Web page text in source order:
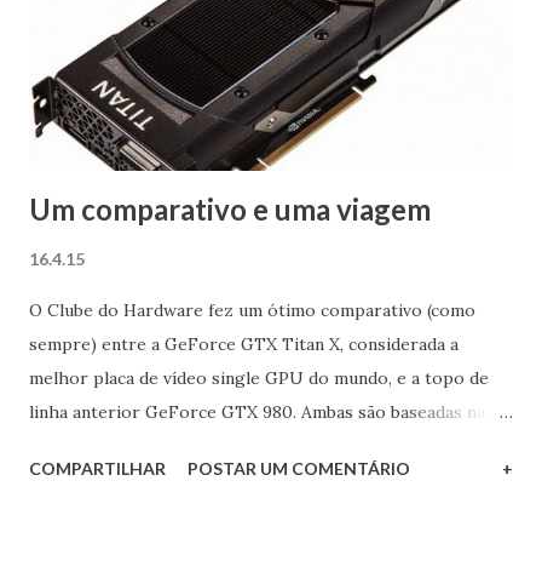
Um comparativo e uma viagem
16.4.15
O Clube do Hardware fez um ótimo comparativo (como
sempre) entre a GeForce GTX Titan X, considerada a
melhor placa de vídeo single GPU do mundo, e a topo de
linha anterior GeForce GTX 980. Ambas são baseadas na
caríssima) GeForce GTX Titan X Os resultados foram muito
COMPARTILHAR POSTAR UM COMENTÁRIO +